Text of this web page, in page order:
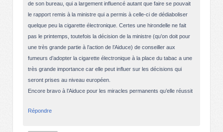
de son bureau, qui a largement influencé autant que faire se pouvait
le rapport remis à la ministre qui a permis à celle-ci de dédiaboliser
quelque peu la cigarette électronique. Certes une hirondelle ne fait
pas le printemps, toutefois la décision de la ministre (qu’on doit pour
une très grande partie à l’action de l’Aiduce) de conseiller aux
fumeurs d’adopter la cigarette électronique à la place du tabac a une
très grande importance car elle peut influer sur les décisions qui
seront prises au niveau européen.
Encore bravo à l’Aiduce pour les miracles permanents qu’elle réussit
Répondre